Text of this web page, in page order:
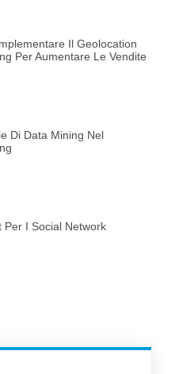
Il Geolocation
Per Aumentare Le Vendite
Di Data Mining Nel
Per I Social Network